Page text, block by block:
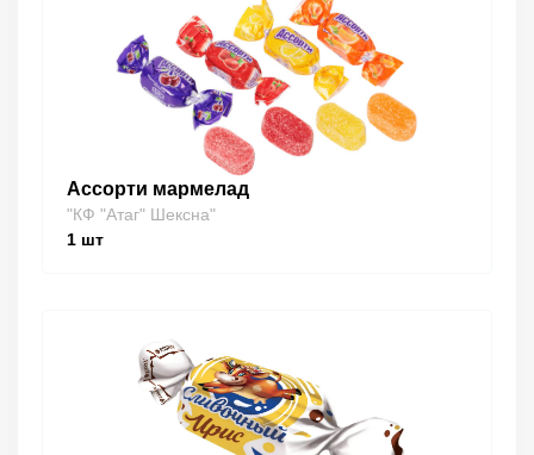
Ассорти мармелад
"КФ "Атаг" Шексна"
1 шт